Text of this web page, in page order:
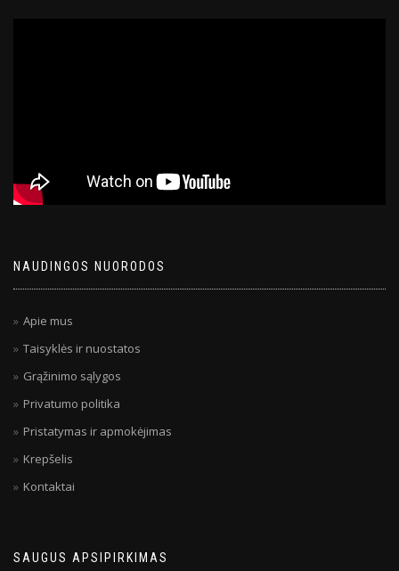
NAUDINGOS NUORODOS
Apie mus
Taisyklės ir nuostatos
Grąžinimo sąlygos
Privatumo politika
Pristatymas ir apmokėjimas
Krepšelis
Kontaktai
SAUGUS APSIPIRKIMAS